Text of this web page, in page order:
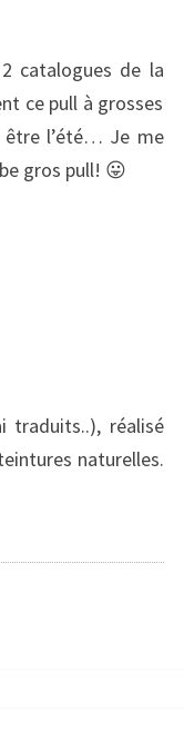
catalogues de la
ce pull à grosses
être l’été… Je me
gros pull! 😛
traduits..), réalisé
naturelles.